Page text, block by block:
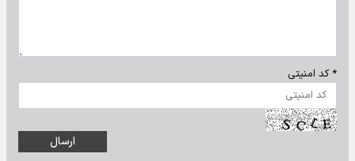
* کد امنیتی